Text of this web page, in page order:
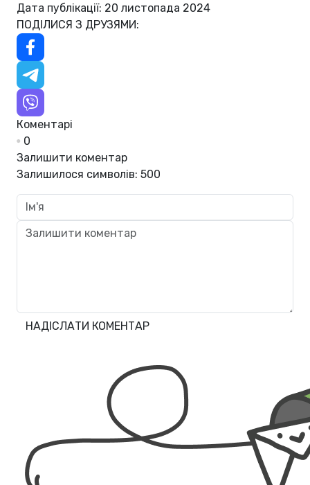
Дата публікації: 20 листопада 2024
ПОДІЛИСЯ З ДРУЗЯМИ:
Коментарі
0
Залишити коментар
Залишилося символів: 500
НАДІСЛАТИ КОМЕНТАР